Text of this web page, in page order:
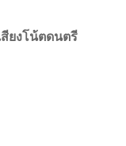
สียงโน้ตดนตรี